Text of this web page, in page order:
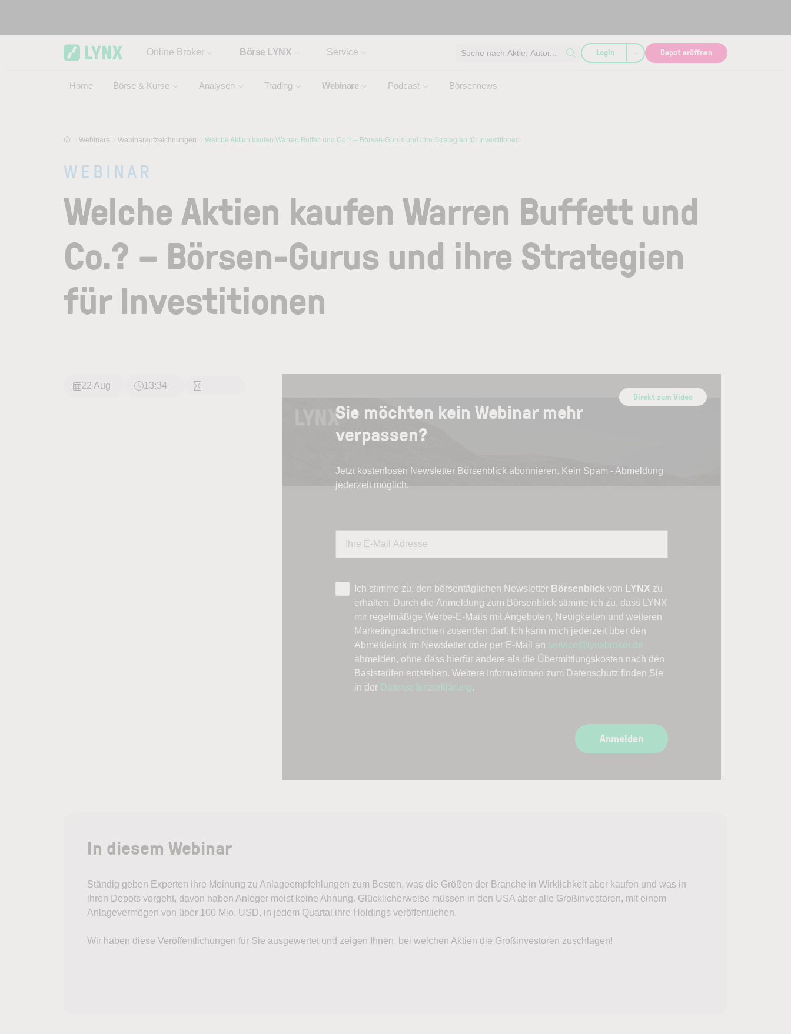
Online Broker Börse LYNX
Home Börse & Kurse Analysen Trading Webinare Podcast Börsennews
Service Suche nach Aktie, Autor... Login Depot eröffnen
Webinare Webinaraufzeichnungen Welche Aktien kaufen Warren Buffett und Co.? – Börsen-Gurus und ihre Strategien für Investitionen
WEBINAR
Welche Aktien kaufen Warren Buffett und
Co.? – Börsen-Gurus und ihre Strategien
für Investitionen
22 Aug 13:34
Direkt zum Video
Sie möchten kein Webinar mehr
verpassen?
Jetzt kostenlosen Newsletter Börsenblick abonnieren. Kein Spam - Abmeldung
jederzeit möglich.
Ich stimme zu, den börsentäglichen Newsletter Börsenblick von LYNX zu
erhalten. Durch die Anmeldung zum Börsenblick stimme ich zu, dass LYNX
mir regelmäßige Werbe-E-Mails mit Angeboten, Neuigkeiten und weiteren
Marketingnachrichten zusenden darf. Ich kann mich jederzeit über den
Abmeldelink im Newsletter oder per E-Mail an service@lynxbroker.de
abmelden, ohne dass hierfür andere als die Übermittlungskosten nach den
Basistarifen entstehen. Weitere Informationen zum Datenschutz finden Sie
in der Datenschutzerklärung.
Anmelden
In diesem Webinar
Ständig geben Experten ihre Meinung zu Anlageempfehlungen zum Besten, was die Größen der Branche in Wirklichkeit aber kaufen und was in
ihren Depots vorgeht, davon haben Anleger meist keine Ahnung. Glücklicherweise müssen in den USA aber alle Großinvestoren, mit einem
Anlagevermögen von über 100 Mio. USD, in jedem Quartal ihre Holdings veröffentlichen.
Wir haben diese Veröffentlichungen für Sie ausgewertet und zeigen Ihnen, bei welchen Aktien die Großinvestoren zuschlagen!